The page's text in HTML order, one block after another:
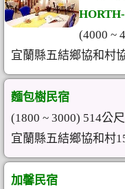
(4000 ~
宜蘭縣五結鄉協和村
麵包樹民宿
(1800 ~ 3000) 514公尺
宜蘭縣五結鄉協和村
加馨民宿